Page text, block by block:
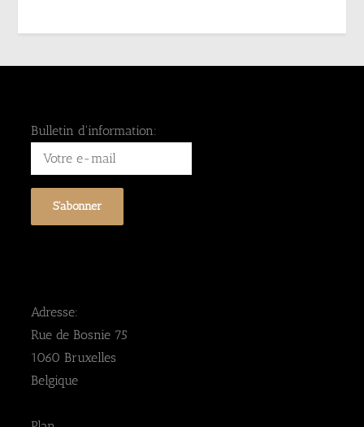
Bulletin d'information:
Adresse:
Rue de Bosnie 75
1060 Bruxelles
Belgique